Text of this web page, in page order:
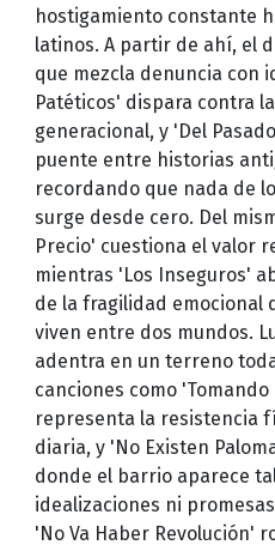
hostigamiento constante
latinos. A partir de ahí, el
que mezcla denuncia con
Patéticos' dispara contra
generacional, y 'Del
puente entre historias
recordando que nada de
surge desde cero. Del
Precio' cuestiona el valor
mientras 'Los Inseguros'
de la fragilidad emocional
viven entre dos mundos.
adentra en un terreno
canciones como 'Tomando
representa la resistencia
diaria, y 'No Existen
donde el barrio aparece
idealizaciones ni
'No Va Haber Revolución'